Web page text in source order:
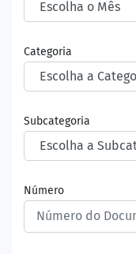
Categoria
Subcategoria
Número